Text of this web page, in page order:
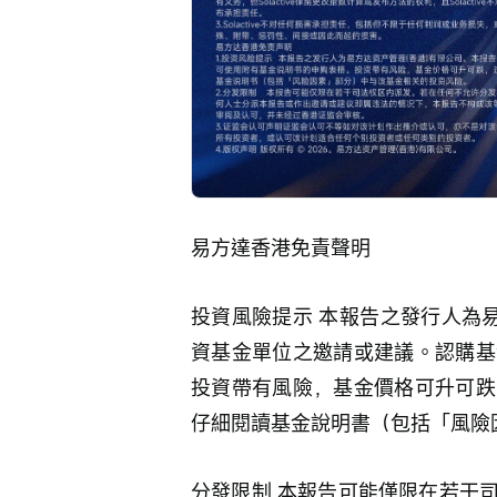
易方達香港免責聲明
投資風險提示 本報告之發行人為
資基金單位之邀請或建議。認購
投資帶有風險，基金價格可升可
仔細閱讀基金說明書（包括「風